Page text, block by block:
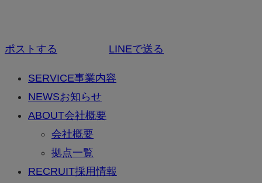
ポストする LINEで送る
SERVICE事業内容
NEWSお知らせ
ABOUT会社概要
会社概要
拠点一覧
RECRUIT採用情報